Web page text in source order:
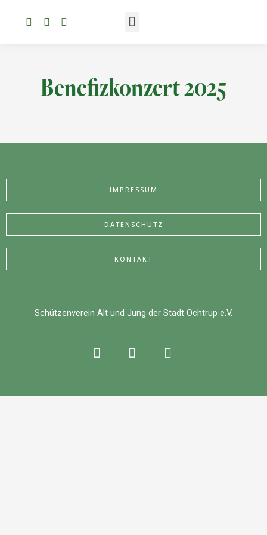
Benefizkonzert 2025
IMPRESSUM
DATENSCHUTZ
KONTAKT
Schützenverein Alt und Jung der Stadt Ochtrup e.V.